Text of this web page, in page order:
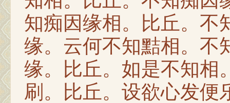
知痴因缘相。比丘。不
缘。云何不知黠相。不
缘。比丘。如是不知相
刷。比丘。设欲心发便